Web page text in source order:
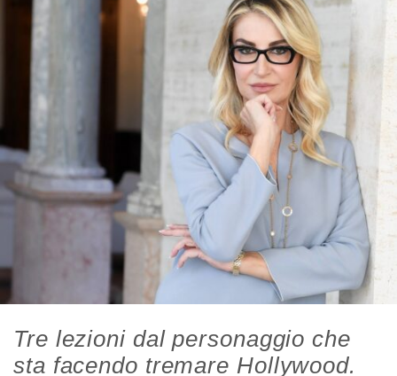
Tre lezioni dal personaggio che
sta facendo tremare Hollywood.